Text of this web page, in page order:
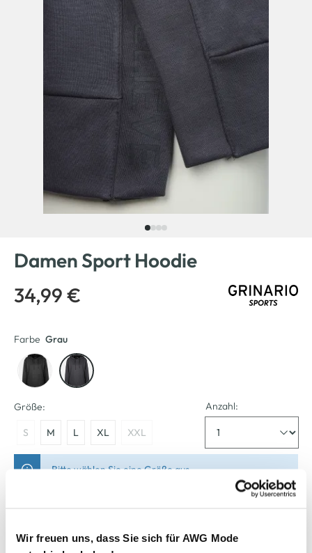
Wir freuen uns, dass Sie sich für AWG Mode
Damen Sport Hoodie
34,99 €
Farbe Grau
Größe:
S M L XL XXL
Anzahl:
Bitte wählen Sie eine Größe aus